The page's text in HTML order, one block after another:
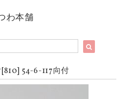
わ本舗
54-6-117向付